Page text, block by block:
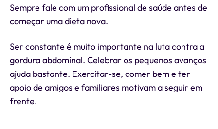
Sempre fale com um profissional de saúde antes de
começar uma dieta nova.
Ser constante é muito importante na luta contra a
gordura abdominal. Celebrar os pequenos avanços
ajuda bastante. Exercitar-se, comer bem e ter
apoio de amigos e familiares motivam a seguir em
frente.